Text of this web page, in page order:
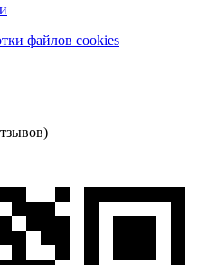
файлов cookies